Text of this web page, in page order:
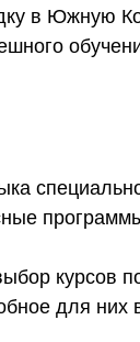
в Южную
курсов
для них